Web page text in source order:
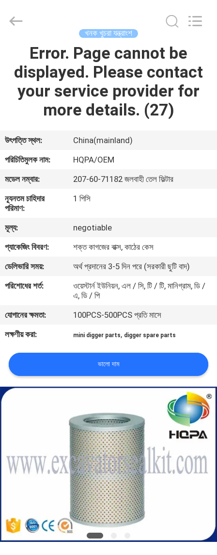
পণ্য
কারখানা
ভ্রমণ
মান
নিয়ন্ত্রণ
সাইট
PRIVACY
Management
Services
খনক খুচরা যন্ত্রাংশ
Error. Page cannot be
displayed. Please contact
your service provider for
more details. (27)
উৎপত্তি স্থল:
China(mainland)
পরিচিতিমুলক নাম:
HQPA/OEM
মডেল নম্বার:
207-60-71182 জলবাহী তেল ফিল্টার
ন্যূনতম চাহিদার
পরিমাণ:
1 পিসি
মূল্য:
negotiable
প্যাকেজিং বিবরণ:
শক্ত কাগজের বাক্স, কাঠের কেস
ডেলিভারি সময়:
অর্থ প্রদানের 3-5 দিন পরে (সরকারী ছুটি বাদ)
পরিশোধের শর্ত:
ওয়েস্টার্ন ইউনিয়ন, এল / সি, টি / টি, মানিগ্রাম, ডি /
এ, ডি / পি
যোগানের ক্ষমতা:
100PCS-500PCS প্রতি মাসে
লক্ষণীয় করা:
mini digger parts, digger spare parts
ভালো দাম